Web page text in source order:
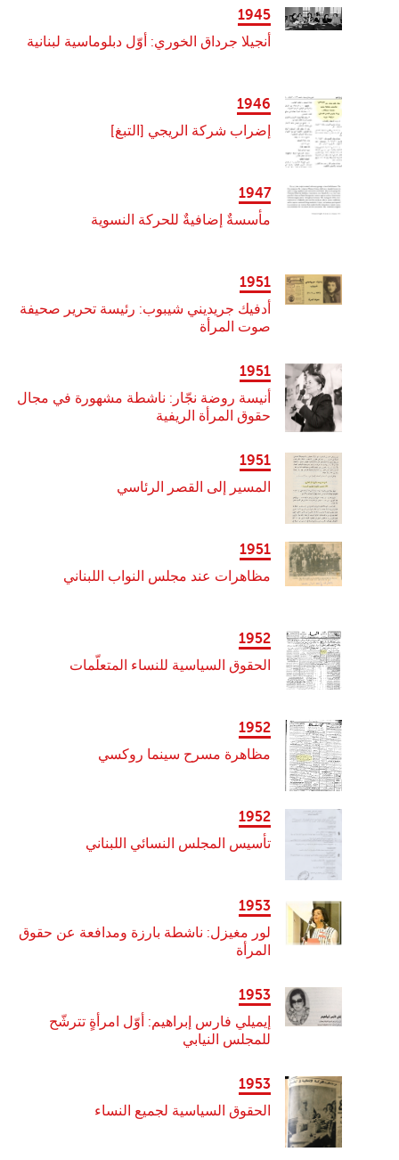
1945
أنجيلا جرداق الخوري: أوّل دبلوماسية لبنانية
1946
إضراب شركة الريجي [التبغ]
1947
مأسسةٌ إضافيةٌ للحركة النسوية
1951
أدفيك جريديني شيبوب: رئيسة تحرير صحيفة
صوت المرأة
1951
أنيسة روضة نجّار: ناشطة مشهورة في مجال
حقوق المرأة الريفية
1951
المسير إلى القصر الرئاسي
1951
مظاهرات عند مجلس النواب اللبناني
1952
الحقوق السياسية للنساء المتعلّمات
1952
مظاهرة مسرح سينما روكسي
1952
تأسيس المجلس النسائي اللبناني
1953
لور مغيزل: ناشطة بارزة ومدافعة عن حقوق
المرأة
1953
إيميلي فارس إبراهيم: أوّل امرأةٍ تترشّح
للمجلس النيابي
1953
الحقوق السياسية لجميع النساء